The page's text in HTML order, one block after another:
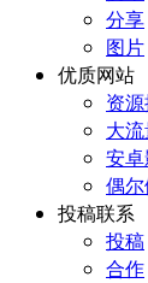
分享
图片
优质网站
资
大
安
偶
投稿联系
投稿
合作